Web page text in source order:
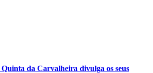
da Carvalheira divulga os seus